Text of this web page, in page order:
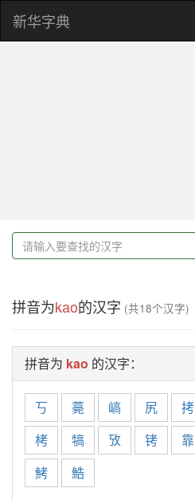
新华字典
拼音为kao的汉字 (共18个汉字)
拼音为 kao 的汉字：
丂 薧 嵪 尻 拷
栲
犒 攷 铐 靠
鮳
鯌